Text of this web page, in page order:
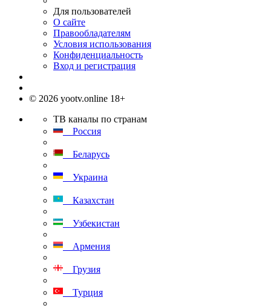
Для пользователей
О сайте
Правообладателям
Условия использования
Конфиденциальность
Вход и регистрация
© 2026 yootv.online 18+
ТВ каналы по странам
Россия
Беларусь
Украина
Казахстан
Узбекистан
Армения
Грузия
Турция